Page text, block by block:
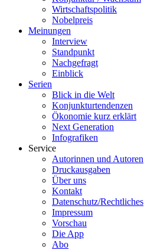
Wirtschaftspolitik
Nobelpreis
Meinungen
Interview
Standpunkt
Nachgefragt
Einblick
Serien
Blick in die Welt
Konjunkturtendenzen
Ökonomie kurz erklärt
Next Generation
Infografiken
Service
Autorinnen und Autoren
Druckausgaben
Über uns
Kontakt
Datenschutz/Rechtliches
Impressum
Vorschau
Die App
Abo